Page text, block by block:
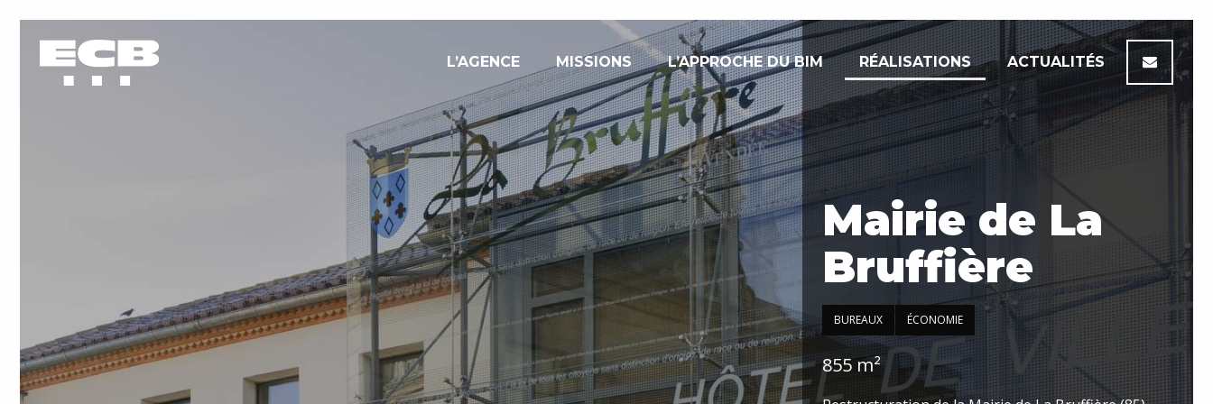
L’AGENCE MISSIONS L’APPROCHE DU BIM RÉALISATIONS ACTUALITÉS
Mairie de La
Bruffière
BUREAUX ÉCONOMIE
855 m²